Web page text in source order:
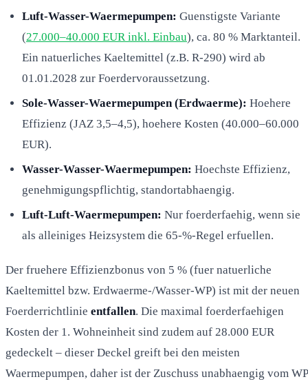
Luft-Wasser-Waermepumpen: Guenstigste Variante
(27.000–40.000 EUR inkl. Einbau), ca. 80 % Marktanteil.
Ein natuerliches Kaeltemittel (z.B. R-290) wird ab
01.01.2028 zur Foerdervoraussetzung.
Sole-Wasser-Waermepumpen (Erdwaerme): Hoehere
Effizienz (JAZ 3,5–4,5), hoehere Kosten (40.000–60.000
EUR).
Wasser-Wasser-Waermepumpen: Hoechste Effizienz,
genehmigungspflichtig, standortabhaengig.
Luft-Luft-Waermepumpen: Nur foerderfaehig, wenn sie
als alleiniges Heizsystem die 65-%-Regel erfuellen.
Der fruehere Effizienzbonus von 5 % (fuer natuerliche
Kaeltemittel bzw. Erdwaerme-/Wasser-WP) ist mit der neuen
Foerderrichtlinie entfallen. Die maximal foerderfaehigen
Kosten der 1. Wohneinheit sind zudem auf 28.000 EUR
gedeckelt – dieser Deckel greift bei den meisten
Waermepumpen, daher ist der Zuschuss unabhaengig vom